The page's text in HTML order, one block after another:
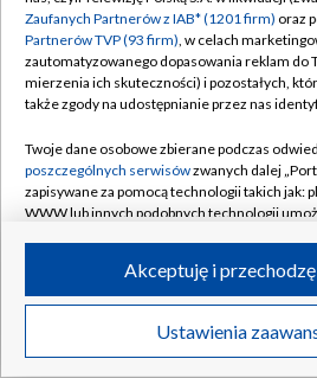
Emisja w TVP
Centrum informacji TVP
Naziemna Telewizja Cyfrowa
Rada Programowa
System NOS
Informacje o nadawcy
Program dla prasy
Ogłoszenie przetargowe
Polityka
Moje
Pomoc
Kontakt
Kanały
©2026 Telewizja Polska
Zaufanych Partnerów z IAB* (1201 firm) oraz
Partnerów TVP (93 firm), w celach
zautomatyzowanego dopasowania reklam do
mierzenia ich skuteczności) i pozostałych,
także zgody na udostępnianie przez nas
Twoje dane osobowe zbierane podczas
poszczególnych serwisówzwanych dalej
zapisywane za pomocą technologii takich jak:
WWW lub innych podobnych technologii
ruchu w Internecie.
Twoje dane osobowe zbierane podczas
poszczególnych serwisówna Portalu, takie jak
Ustawienia
Akceptuję i